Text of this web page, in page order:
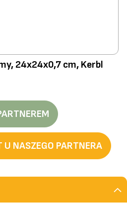
24x24x0,7 cm, Kerbl
U NASZEGO PARTNERA